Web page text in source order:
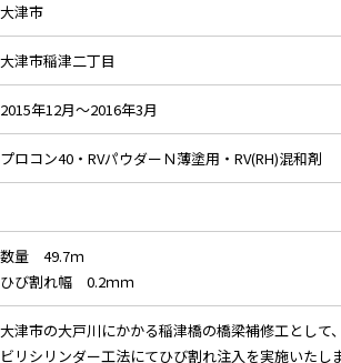
大津市
大津市稲津二丁目
2015年12月～2016年3月
プロコン40・RVパウダーＮ薄塗用・RV(RH)混和剤
数量 49.7ｍ
ひび割れ幅 0.2ｍｍ
大津市の大戸川にかかる稲津橋の橋梁補修工として
ビリシリンダー工法にてひび割れ注入を実施いたし